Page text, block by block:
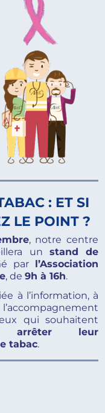
: ET SI
LE POINT ?
, notre centre
un stand de
par l’Association
, de 9h à 16h.
à l’information, à
qui souhaitent
arrêter leur
tabac.